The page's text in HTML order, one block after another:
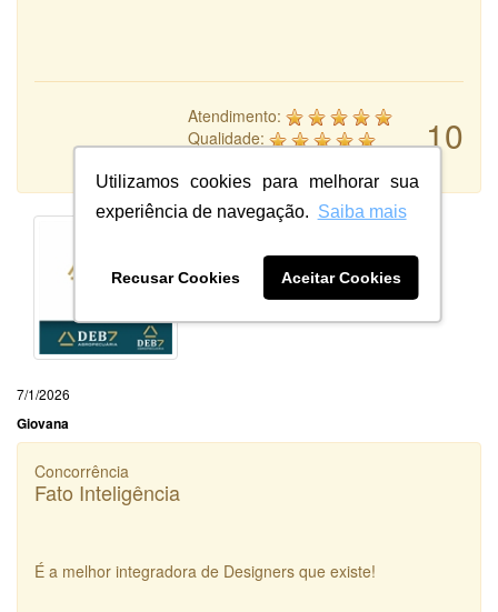
Utilizamos cookies para melhorar sua
experiência de navegação. Saiba mais
Recusar Cookies Aceitar Cookies
10
Atendimento:
Qualidade:
7/1/2026
Giovana
Concorrência
Fato Inteligência
É a melhor integradora de Designers que existe!